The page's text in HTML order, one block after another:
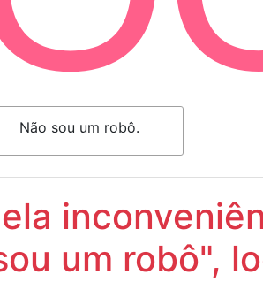
Não sou um robô.
um robô",